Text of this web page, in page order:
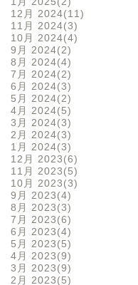
12月 2024 11
11月 2024 3
10月 2024 4
9月 2024 2
8月 2024 4
7月 2024 2
6月 2024 3
5月 2024 2
4月 2024 5
3月 2024 3
2月 2024 3
1月 2024 3
12月 2023 6
11月 2023 5
10月 2023 3
9月 2023 4
8月 2023 3
7月 2023 6
6月 2023 4
5月 2023 5
4月 2023 9
3月 2023 9
2月 2023 5